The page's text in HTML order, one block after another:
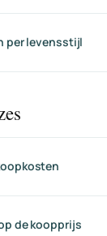
per levensstijl
de koopprijs